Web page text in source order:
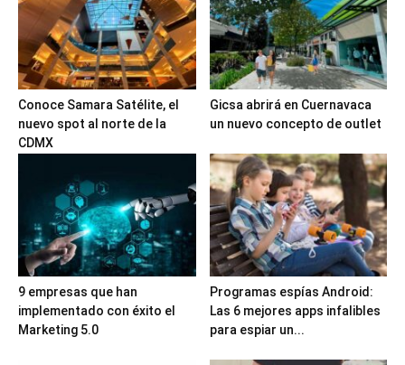
Conoce Samara Satélite, el
nuevo spot al norte de la
CDMX
Gicsa abrirá en Cuernavaca
un nuevo concepto de outlet
9 empresas que han
implementado con éxito el
Marketing 5.0
Programas espías Android:
Las 6 mejores apps infalibles
para espiar un...